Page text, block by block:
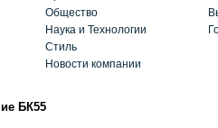
Общество
Наука и Технологии
Стиль
Новости компании
БК55